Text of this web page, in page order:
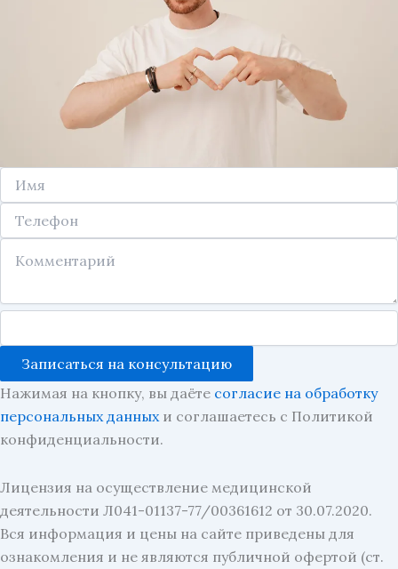
Записаться на консультацию
Нажимая на кнопку, вы даёте согласие на обработку
персональных данныхи соглашаетесь с Политикой
конфиденциальности.
Лицензия на осуществление медицинской
деятельности Л041-01137-77/00361612 от 30.07.2020.
Вся информация и цены на сайте приведены для
ознакомления и не являются публичной офертой (ст.